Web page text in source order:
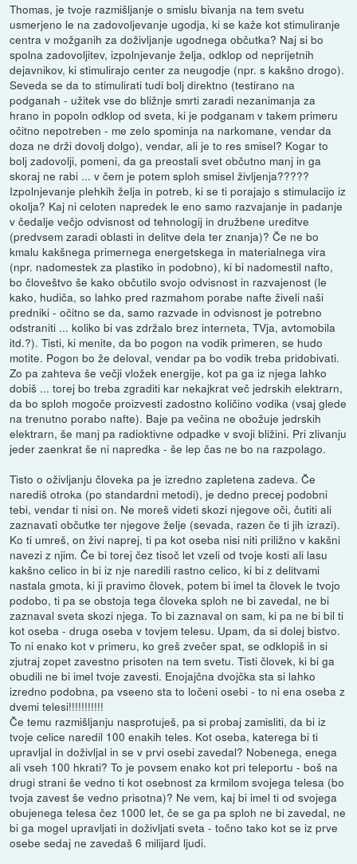
Thomas, je tvoje razmišljanje o smislu bivanja na tem svetu
usmerjeno le na zadovoljevanje ugodja, ki se kaže kot stimuliranje
centra v možganih za doživljanje ugodnega občutka? Naj si bo
spolna zadovoljitev, izpolnjevanje želja, odklop od neprijetnih
dejavnikov, ki stimulirajo center za neugodje (npr. s kakšno drogo).
Seveda se da to stimulirati tudi bolj direktno (testirano na
podganah - užitek vse do bližnje smrti zaradi nezanimanja za
hrano in popoln odklop od sveta, ki je podganam v takem primeru
očitno nepotreben - me zelo spominja na narkomane, vendar da
doza ne drži dovolj dolgo), vendar, ali je to res smisel? Kogar to
bolj zadovolji, pomeni, da ga preostali svet občutno manj in ga
skoraj ne rabi ... v čem je potem sploh smisel življenja?????
Izpolnjevanje plehkih želja in potreb, ki se ti porajajo s stimulacijo iz
okolja? Kaj ni celoten napredek le eno samo razvajanje in padanje
v čedalje večjo odvisnost od tehnologij in družbene ureditve
(predvsem zaradi oblasti in delitve dela ter znanja)? Če ne bo
kmalu kakšnega primernega energetskega in materialnega vira
(npr. nadomestek za plastiko in podobno), ki bi nadomestil nafto,
bo človeštvo še kako občutilo svojo odvisnost in razvajenost (le
kako, hudiča, so lahko pred razmahom porabe nafte živeli naši
predniki - očitno se da, samo razvade in odvisnost je potrebno
odstraniti ... koliko bi vas zdržalo brez interneta, TVja, avtomobila
itd.?). Tisti, ki menite, da bo pogon na vodik primeren, se hudo
motite. Pogon bo že deloval, vendar pa bo vodik treba pridobivati.
Zo pa zahteva še večji vložek energije, kot pa ga iz njega lahko
dobiš ... torej bo treba zgraditi kar nekajkrat več jedrskih elektrarn,
da bo sploh mogoče proizvesti zadostno količino vodika (vsaj glede
na trenutno porabo nafte). Baje pa večina ne obožuje jedrskih
elektrarn, še manj pa radioktivne odpadke v svoji bližini. Pri zlivanju
jeder zaenkrat še ni napredka - še lep čas ne bo na razpolago.
Tisto o oživljanju človeka pa je izredno zapletena zadeva. Če
narediš otroka (po standardni metodi), je dedno precej podobni
tebi, vendar ti nisi on. Ne moreš videti skozi njegove oči, čutiti ali
zaznavati občutke ter njegove želje (sevada, razen če ti jih izrazi).
Ko ti umreš, on živi naprej, ti pa kot oseba nisi niti priližno v kakšni
navezi z njim. Če bi torej čez tisoč let vzeli od tvoje kosti ali lasu
kakšno celico in bi iz nje naredili rastno celico, ki bi z delitvami
nastala gmota, ki ji pravimo človek, potem bi imel ta človek le tvojo
podobo, ti pa se obstoja tega človeka sploh ne bi zavedal, ne bi
zaznaval sveta skozi njega. To bi zaznaval on sam, ki pa ne bi bil ti
kot oseba - druga oseba v tovjem telesu. Upam, da si dolej bistvo.
To ni enako kot v primeru, ko greš zvečer spat, se odklopiš in si
zjutraj zopet zavestno prisoten na tem svetu. Tisti človek, ki bi ga
obudili ne bi imel tvoje zavesti. Enojajčna dvojčka sta si lahko
izredno podobna, pa vseeno sta to ločeni osebi - to ni ena oseba z
dvemi telesi!!!!!!!!!!!
Če temu razmišljanju nasprotuješ, pa si probaj zamisliti, da bi iz
tvoje celice naredil 100 enakih teles. Kot oseba, katerega bi ti
upravljal in doživljal in se v prvi osebi zavedal? Nobenega, enega
ali vseh 100 hkrati? To je povsem enako kot pri teleportu - boš na
drugi strani še vedno ti kot osebnost za krmilom svojega telesa (bo
tvoja zavest še vedno prisotna)? Ne vem, kaj bi imel ti od svojega
obujenega telesa čez 1000 let, če se ga pa sploh ne bi zavedal, ne
bi ga mogel upravljati in doživljati sveta - točno tako kot se iz prve
osebe sedaj ne zavedaš 6 milijard ljudi.